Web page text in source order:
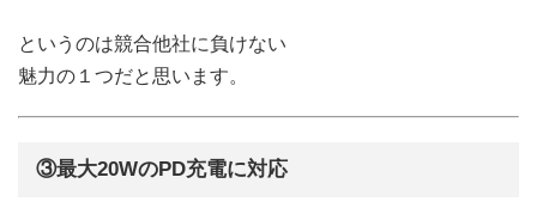
というのは競合他社に負けない
魅力の１つだと思います。
③最大20WのPD充電に対応